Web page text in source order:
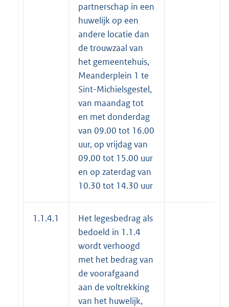
partnerschap in een
huwelijk op een
andere locatie dan
de trouwzaal van
het gemeentehuis,
Meanderplein 1 te
Sint-Michielsgestel,
van maandag tot
en met donderdag
van 09.00 tot 16.00
uur, op vrijdag van
09.00 tot 15.00 uur
en op zaterdag van
10.30 tot 14.30 uur
1.1.4.1
Het legesbedrag als
bedoeld in 1.1.4
wordt verhoogd
met het bedrag van
de voorafgaand
aan de voltrekking
van het huwelijk,